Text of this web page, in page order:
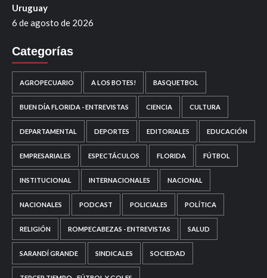
Uruguay
6 de agosto de 2026
Categorías
AGROPECUARIO A LOS BOTES! BASQUETBOL
BUEN DÍA FLORIDA - ENTREVISTAS CIENCIA CULTURA
DEPARTAMENTAL DEPORTES EDITORIALES EDUCACIÓN
EMPRESARIALES ESPECTÁCULOS FLORIDA FÚTBOL
INSTITUCIONAL INTERNACIONALES NACIONAL
NACIONALES PODCAST POLICIALES POLÍTICA
RELIGIÓN ROMPECABEZAS - ENTREVISTAS SALUD
SARANDÍ GRANDE SINDICALES SOCIEDAD